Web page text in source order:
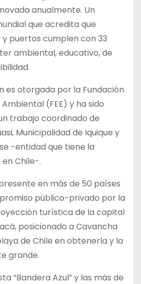
anualmente. Un
que acredita que
puertos cumplen con 33
ambiental, educativo, de
es otorgada por la Fundación
(FEE) y ha sido
trabajo coordinado de
Municipalidad de Iquique y
-entidad que tiene la
Chile-.
en más de 50 países
público-privado por la
turística de la capital
posicionado a Cavancha
de Chile en obtenerla y la
grande.
“Bandera Azul” y las más de